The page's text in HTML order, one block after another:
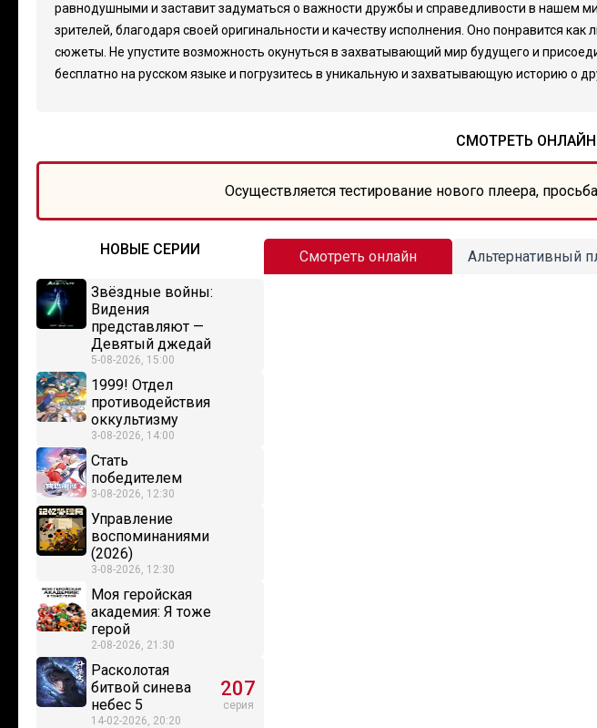
равнодушными и заставит задуматься о важности дружбы и справедливости в нашем
зрителей, благодаря своей оригинальности и качеству исполнения. Оно понравится
сюжеты. Не упустите возможность окунуться в захватывающий мир будущего и
бесплатно на русском языке и погрузитесь в уникальную и захватывающую историю о
СМОТРЕТЬ
Осуществляется тестирование нового плеера,
НОВЫЕ СЕРИИ
Звёздные войны:
Видения
представляют —
Девятый джедай
5-08-2026, 15:00
1999! Отдел
противодействия
оккультизму
3-08-2026, 14:00
Стать
победителем
3-08-2026, 12:30
Управление
воспоминаниями
(2026)
3-08-2026, 12:30
Моя геройская
академия: Я тоже
герой
2-08-2026, 21:30
Расколотая
битвой синева
небес 5
14-02-2026, 20:20
207
серия
Смотреть онлайн Альтернативный